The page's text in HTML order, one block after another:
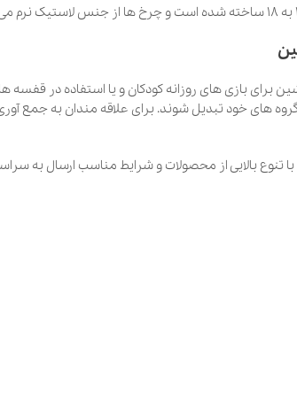
روزانه کودکان و یا استفاده در قفسه های
تبدیل شوند. برای علاقه مندان به جمع آوری ماکت
از محصولات و شرایط مناسب ارسال به سراسر ایران،